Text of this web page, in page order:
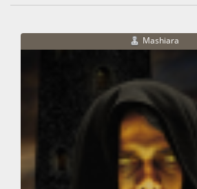
Mashiara